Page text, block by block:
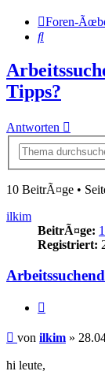
Foren-
Suche
Tipps?
Antworten
10 BeitrÃ¤ge •
ilkim
BeitrÃ¤ge: 1
Registriert:
Beitrag
von ilkim »
hi leute,